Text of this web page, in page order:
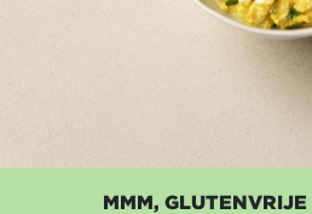
MMM, GLUTENVRIJE